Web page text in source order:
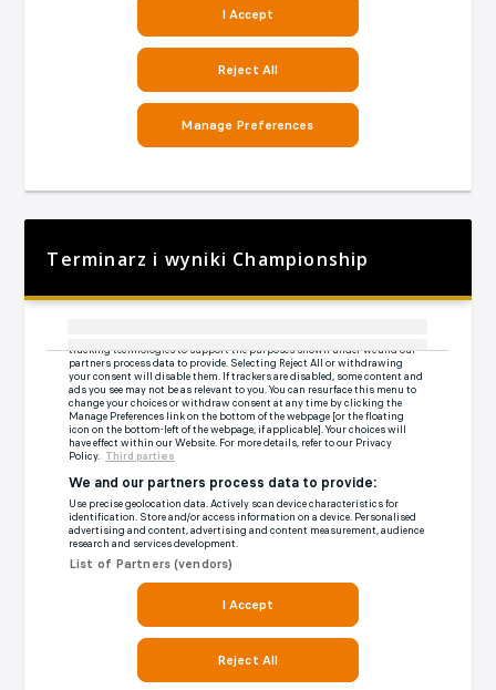
Terminarz i wyniki Championship